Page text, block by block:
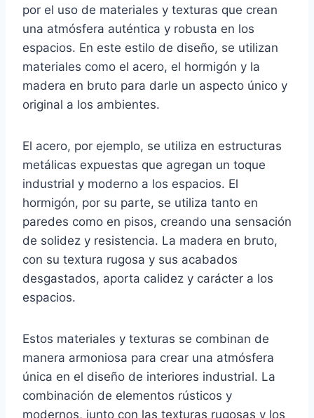
por el uso de materiales y texturas que crean
una atmósfera auténtica y robusta en los
espacios. En este estilo de diseño, se utilizan
materiales como el acero, el hormigón y la
madera en bruto para darle un aspecto único y
original a los ambientes.
El acero, por ejemplo, se utiliza en estructuras
metálicas expuestas que agregan un toque
industrial y moderno a los espacios. El
hormigón, por su parte, se utiliza tanto en
paredes como en pisos, creando una sensación
de solidez y resistencia. La madera en bruto,
con su textura rugosa y sus acabados
desgastados, aporta calidez y carácter a los
espacios.
Estos materiales y texturas se combinan de
manera armoniosa para crear una atmósfera
única en el diseño de interiores industrial. La
combinación de elementos rústicos y
modernos, junto con las texturas rugosas y los